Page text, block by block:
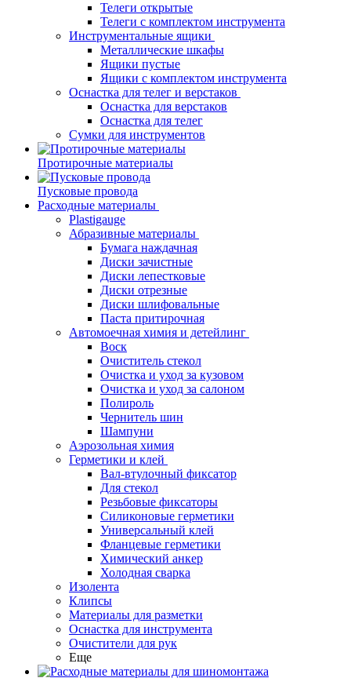
Телеги открытые
Телеги с комплектом инструмента
Инструментальные ящики
Металлические шкафы
Ящики пустые
Ящики с комплектом инструмента
Оснастка для телег и верстаков
Оснастка для верстаков
Оснастка для телег
Сумки для инструментов
Протирочные материалы
Пусковые провода
Расходные материалы
Plastigauge
Абразивные материалы
Бумага наждачная
Диски зачистные
Диски лепестковые
Диски отрезные
Диски шлифовальные
Паста притирочная
Автомоечная химия и детейлинг
Воск
Очиститель стекол
Очистка и уход за кузовом
Очистка и уход за салоном
Полироль
Чернитель шин
Шампуни
Аэрозольная химия
Герметики и клей
Вал-втулочный фиксатор
Для стекол
Резьбовые фиксаторы
Силиконовые герметики
Универсальный клей
Фланцевые герметики
Химический анкер
Холодная сварка
Изолента
Клипсы
Материалы для разметки
Оснастка для инструмента
Очистители для рук
Еще